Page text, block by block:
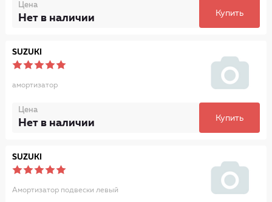
Цена
Нет в наличии Купить
SUZUKI
амортизатор
Цена
Нет в наличии Купить
SUZUKI
Амортизатор подвески левый